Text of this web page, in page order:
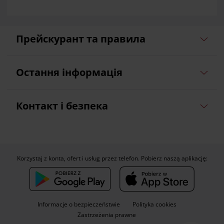
Прейскурант та правила
Остання інформація
Контакт і безпека
Informacje o bezpieczeństwie
Polityka cookies
Zastrzeżenia prawne
Korzystaj z konta, ofert i usług przez telefon. Pobierz naszą aplikację: